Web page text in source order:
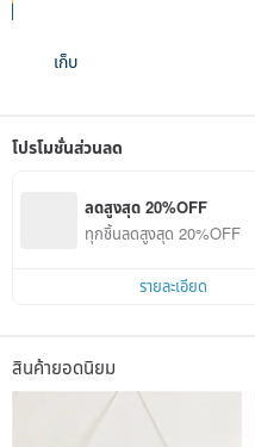
เก็บ
โปรโมชั่นส่วนลด
ลดสูงสุด 20%OFF
ทุกชิ้นลดสูงสุด 20%OFF
รายละเอียด
สินค้ายอดนิยม